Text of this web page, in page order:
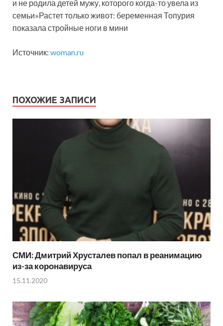
и не родила детей мужу, которого когда-то увела из
семьи»Растет только живот: беременная Топурия
показала стройные ноги в мини
Источник: woman.ru
ПОХОЖИЕ ЗАПИСИ
СМИ: Дмитрий Хрусталев попал в реанимацию
из-за коронавируса
15.11.2020